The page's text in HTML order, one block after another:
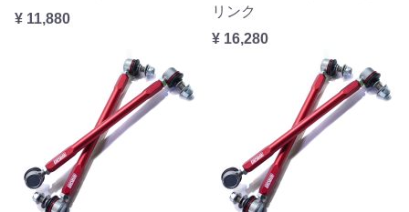
¥ 11,880
リンク
¥ 16,280